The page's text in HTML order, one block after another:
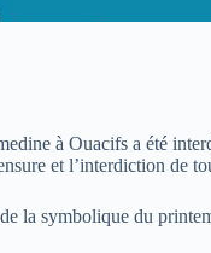
à Ouacifs a été
et l’interdiction de
la symbolique du